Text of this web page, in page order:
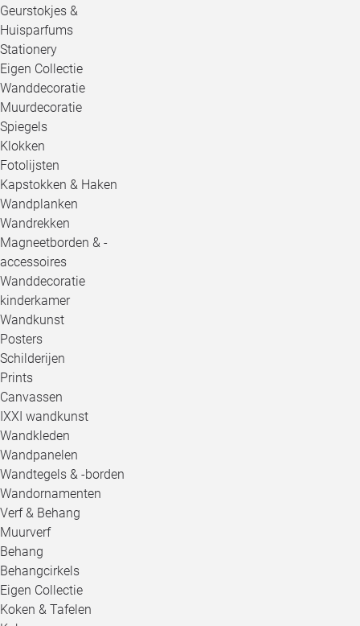
Geurstokjes &
Huisparfums
Stationery
Eigen Collectie
Wanddecoratie
Muurdecoratie
Spiegels
Klokken
Fotolijsten
Kapstokken & Haken
Wandplanken
Wandrekken
Magneetborden & -
accessoires
Wanddecoratie
kinderkamer
Wandkunst
Posters
Schilderijen
Prints
Canvassen
IXXI wandkunst
Wandkleden
Wandpanelen
Wandtegels & -borden
Wandornamenten
Verf & Behang
Muurverf
Behang
Behangcirkels
Eigen Collectie
Koken & Tafelen